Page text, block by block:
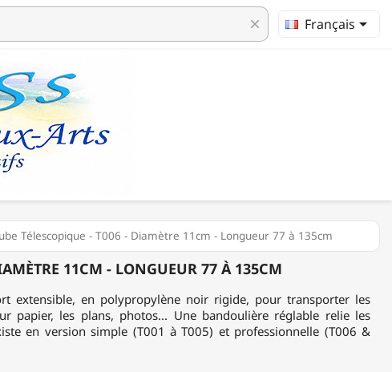
clear Français
Télescopique - T006 - Diamètre 11cm - Longueur 77 à 135cm
11CM - LONGUEUR 77 À 135CM
extensible, en polypropylène noir rigide, pour transporter les
papier, les plans, photos... Une bandoulière réglable relie les
en version simple (T001 à T005) et professionnelle (T006 &